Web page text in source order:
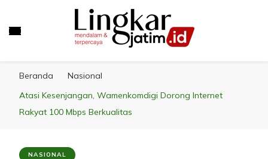
Beranda
Nasional
Atasi Kesenjangan, Wamenkomdigi Dorong Internet
Rakyat 100 Mbps Berkualitas
NASIONAL